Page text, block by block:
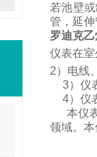
若池壁
管， 延
罗迪克
仪表在
2）电线
3）仪
4）仪
本仪
领域。 本